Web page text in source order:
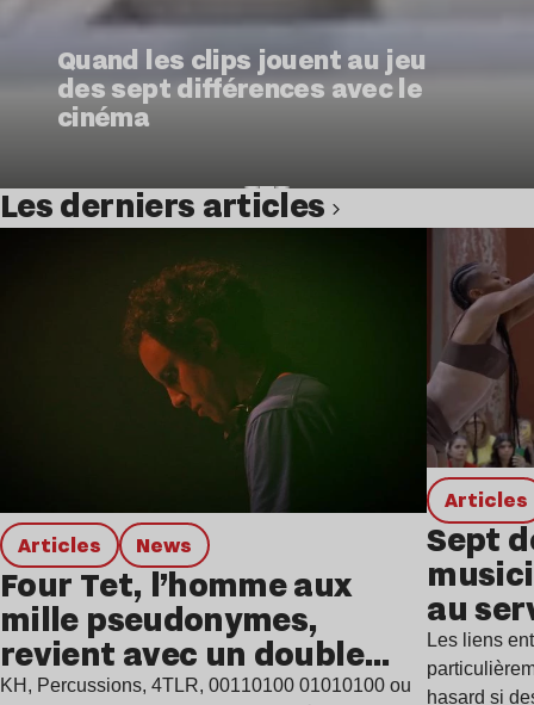
Quand les clips jouent au jeu
des sept différences avec le
cinéma
Les derniers articles
Articles news
Four Tet, l’homme aux
mille pseudonymes,
revient avec un double
single
KH, Percussions, 4TLR, 00110100 01010100 ou
Articles
Sept
au
Les liens
hasard si